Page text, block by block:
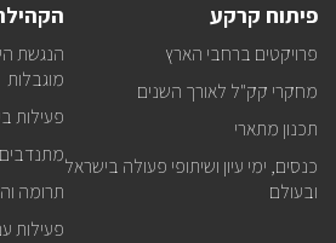
פיתוח קרקע
פרויקטים ברחבי הארץ
מחקרי קק"ל לאורך השנים
תכנון מתארי
כנסים, ימי עיון ושיתופי פעולה בישראל
ובעולם
הנגשת
מוגבלות
פעילות
תרומה
פעילות